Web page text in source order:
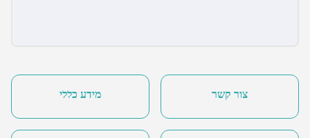
צור קשר מידע כללי